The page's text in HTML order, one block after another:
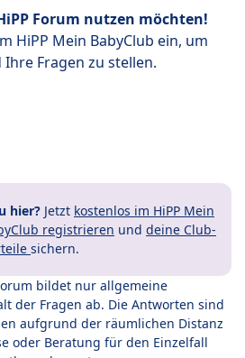
Forum nutzen möchten!
HiPP Mein BabyClub ein, um
Fragen zu stellen.
hier? Jetzt kostenlos im HiPP Mein
registrieren und deine Club-
sichern.
bildet nur allgemeine
der Fragen ab. Die Antworten sind
aufgrund der räumlichen Distanz
oder Beratung für den Einzelfall